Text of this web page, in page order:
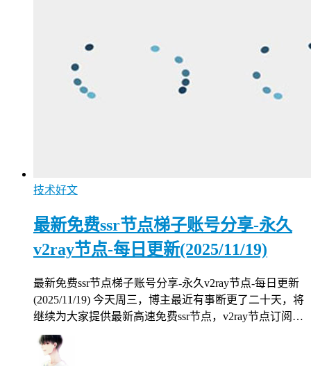
技术好文
最新免费ssr节点梯子账号分享-永久
v2ray节点-每日更新(2025/11/19)
最新免费ssr节点梯子账号分享-永久v2ray节点-每日更新
(2025/11/19) 今天周三，博主最近有事断更了二十天，将
继续为大家提供最新高速免费ssr节点，v2ray节点订阅…